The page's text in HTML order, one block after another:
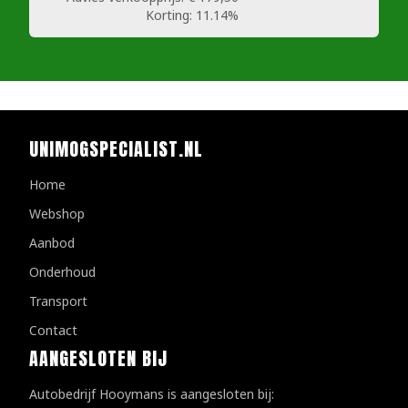
Korting: 11.14%
UNIMOGSPECIALIST.NL
Home
Webshop
Aanbod
Onderhoud
Transport
Contact
AANGESLOTEN BIJ
Autobedrijf Hooymans is aangesloten bij: